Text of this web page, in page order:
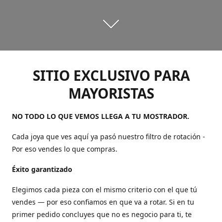
SITIO EXCLUSIVO PARA
MAYORISTAS
NO TODO LO QUE VEMOS LLEGA A TU MOSTRADOR.
Cada joya que ves aquí ya pasó nuestro filtro de rotación -
Por eso vendes lo que compras.
Éxito garantizado
Elegimos cada pieza con el mismo criterio con el que tú
vendes — por eso confiamos en que va a rotar. Si en tu
primer pedido concluyes que no es negocio para ti, te